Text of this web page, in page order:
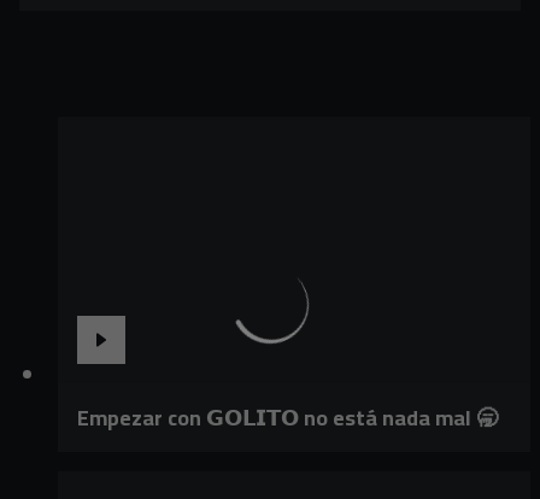
Empezar con 𝗚𝗢𝗟𝗜𝗧𝗢 no está nada mal 🥱